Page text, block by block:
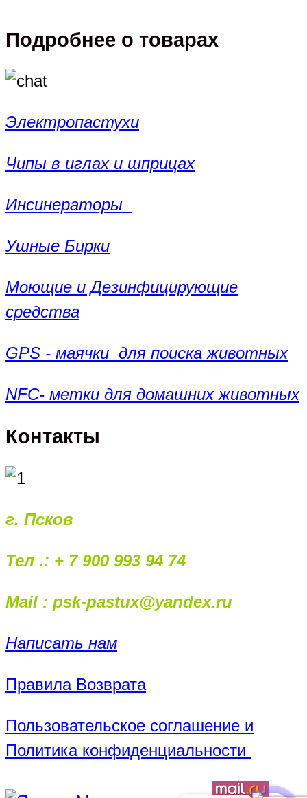
Подробнее о товарах
Электропастухи
Чипы в иглах и шприцах
Инсинераторы
Ушные Бирки
Моющие и Дезинфицирующие
средства
GPS - маячки для поиска животных
NFC- метки для домашних животных
Контакты
г. Псков
Тел .: + 7 900 993 94 74
Mail : psk-pastux@yandex.ru
Написать нам
Правила Возврата
Пользовательское соглашение и
Политика конфиденциальности